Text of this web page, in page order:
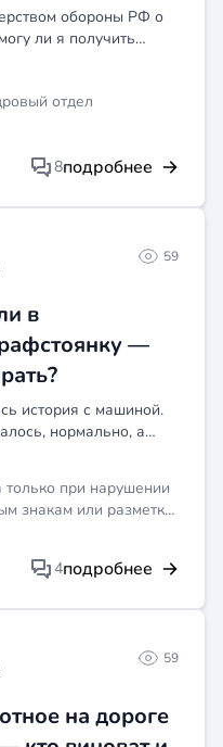
обороны РФ о
ли я получить
отдел
8подробнее
59
в
—
история с машиной.
нормально, а
при нарушении
знакам или разметке,
проверь, был ли там
машину без оплаты
подавай в суд на
4подробнее
59
на дороге